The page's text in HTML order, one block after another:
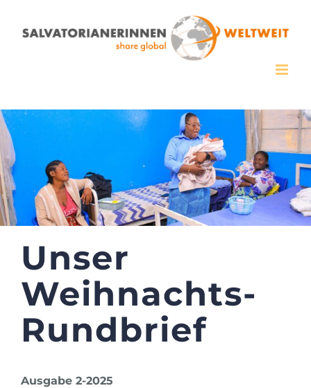
Inhalt
Unser
Weihnachts-
Rundbrief
Ausgabe 2-2025